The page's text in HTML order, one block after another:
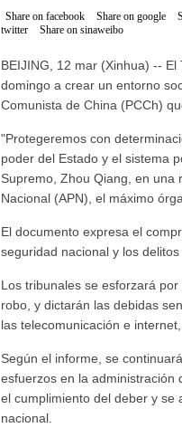
Share on facebook Share on google
twitter
Share on sinaweibo
BEIJING, 12 mar (Xinhua) --
domingo a crear un entorno
Comunista de China (PCCh)
"Protegeremos con
poder del Estado y el sistema
Supremo, Zhou Qiang, en una
Nacional (APN), el máximo
El documento expresa el
seguridad nacional y los
Los tribunales se esforzará
robo, y dictarán las debidas
las telecomunicación e
Según el informe, se
esfuerzos en la administración
el cumplimiento del deber y se
nacional.